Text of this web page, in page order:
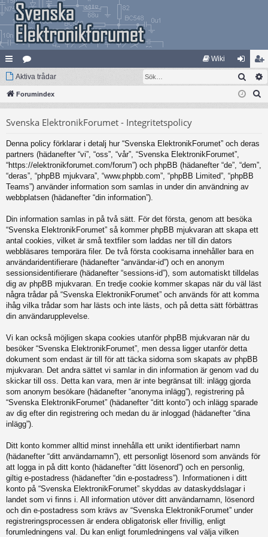
na
bb
ar
at
eg
Wiki
og
ga
li
m
m
Aktiva trådar Sök
Forumindex
Svenska ElektronikForumet - Integritetspolicy
Denna policy förklarar i detalj hur “Svenska ElektronikForumet” och deras
partners (hädanefter “vi”, “oss”, “vår”, “Svenska ElektronikForumet”,
“https://elektronikforumet.com/forum”) och phpBB (hädanefter “de”, “dem”,
“deras”, “phpBB mjukvara”, “www.phpbb.com”, “phpBB Limited”, “phpBB
Teams”) använder information som samlas in under din användning av
webbplatsen (hädanefter “din information”).
Din information samlas in på två sätt. För det första, genom att besöka
“Svenska ElektronikForumet” så kommer phpBB mjukvaran att skapa ett
antal cookies, vilket är små textfiler som laddas ner till din dators
webbläsares temporära filer. De två första cookisarna innehåller bara en
användaridentifierare (hädanefter “användar-id”) och en anonym
sessionsidentifierare (hädanefter “sessions-id”), som automatiskt tilldelas
dig av phpBB mjukvaran. En tredje cookie kommer skapas när du väl läst
några trådar på “Svenska ElektronikForumet” och används för att komma
ihåg vilka trådar som har lästs och inte lästs, och på detta sätt förbättras
din användarupplevelse.
Vi kan också möjligen skapa cookies utanför phpBB mjukvaran när du
besöker “Svenska ElektronikForumet”, men dessa ligger utanför detta
dokument som endast är till för att täcka sidorna som skapats av phpBB
mjukvaran. Det andra sättet vi samlar in din information är genom vad du
skickar till oss. Detta kan vara, men är inte begränsat till: inlägg gjorda
som anonym besökare (hädanefter “anonyma inlägg”), registrering på
“Svenska ElektronikForumet” (hädanefter “ditt konto”) och inlägg sparade
av dig efter din registrering och medan du är inloggad (hädanefter “dina
inlägg”).
Ditt konto kommer alltid minst innehålla ett unikt identifierbart namn
(hädanefter “ditt användarnamn”), ett personligt lösenord som används för
att logga in på ditt konto (hädanefter “ditt lösenord”) och en personlig,
giltig e-postadress (hädanefter “din e-postadress”). Informationen i ditt
konto på “Svenska ElektronikForumet” skyddas av dataskyddslagar i
landet som vi finns i. All information utöver ditt användarnamn, lösenord
och din e-postadress som krävs av “Svenska ElektronikForumet” under
registreringsprocessen är endera obligatorisk eller frivillig, enligt
forumledningens val. Du kan enligt forumledningens val välja vilken